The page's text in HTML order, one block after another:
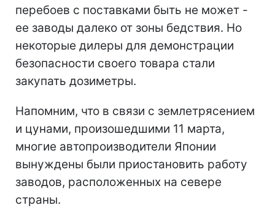
перебоев с поставками быть не может -
ее заводы далеко от зоны бедствия. Но
некоторые дилеры для демонстрации
безопасности своего товара стали
закупать дозиметры.
Напомним, что в связи с землетрясением
и цунами, произошедшими 11 марта,
многие автопроизводители Японии
вынуждены были приостановить работу
заводов, расположенных на севере
страны.